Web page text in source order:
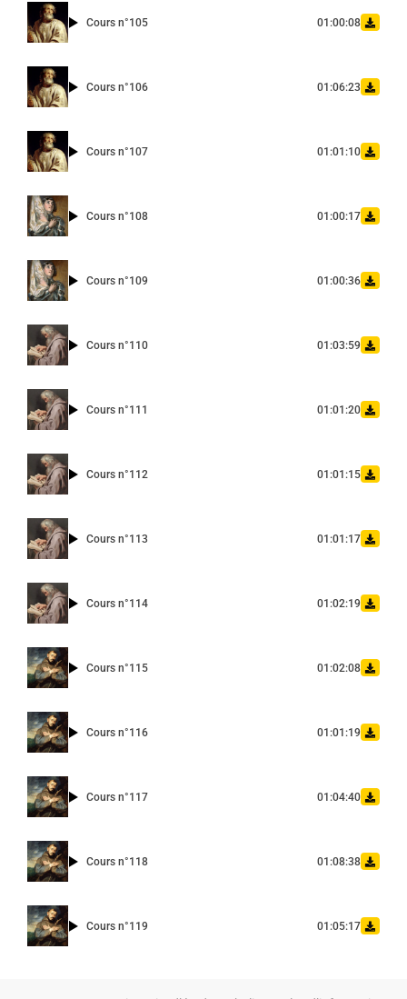
Cours n°105 01:00:08
Cours n°106 01:06:23
Cours n°107 01:01:10
Cours n°108 01:00:17
Cours n°109 01:00:36
Cours n°110 01:03:59
Cours n°111 01:01:20
Cours n°112 01:01:15
Cours n°113 01:01:17
Cours n°114 01:02:19
Cours n°115 01:02:08
Cours n°116 01:01:19
Cours n°117 01:04:40
Cours n°118 01:08:38
Cours n°119 01:05:17